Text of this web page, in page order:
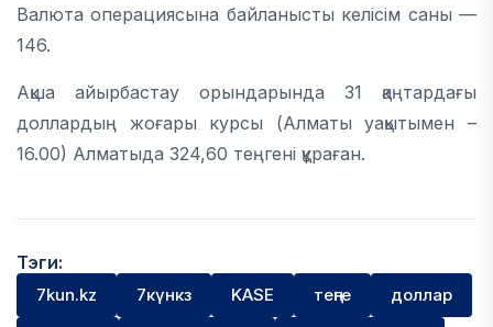
Валюта операциясына байланысты келісім саны —
146.
Ақша айырбастау орындарында 31 қаңтардағы
доллардың жоғары курсы (Алматы уақытымен –
16.00) Алматыда 324,60 теңгені құраған.
Тэги:
7kun.kz 7күнкз KASE теңге доллар